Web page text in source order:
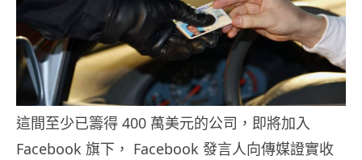
這間至少已籌得 400 萬美元的公司，即將加入
Facebook 旗下， Facebook 發言人向傳媒證實收